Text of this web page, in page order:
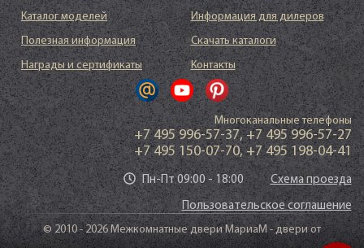
Каталог моделей
Информация для дилеров
Полезная информация
Скачать каталоги
Награды и сертификаты
Контакты
Многоканальные телефоны
+7 495 996-57-37,+7 495 996-57-27
+7 495 150-07-70,+7 495 198-04-41
Пн-Пт 09:00 - 18:00 Схема проезда
Пользовательское соглашение
© 2010 - 2026 Межкомнатные двери МариаМ - двери от